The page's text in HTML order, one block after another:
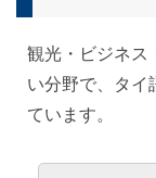
観光・ビジネス
い分野で、タイ
ています。